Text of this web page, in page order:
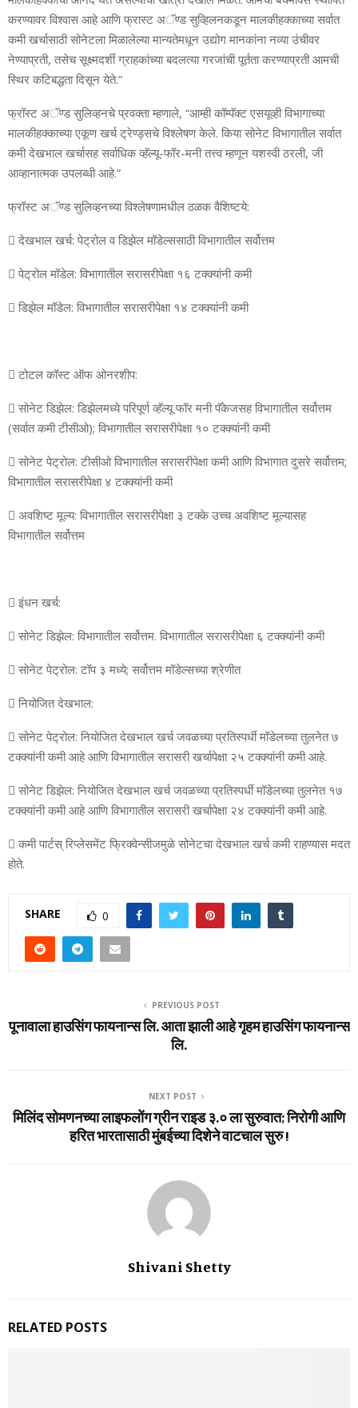
करण्‍यावर विश्‍वास आहे आणि फ्रास्‍ट अॅण्‍ड सुव्हिलनकडून मालकीहक्‍काच्‍या सर्वात
कमी खर्चासाठी सोनेटला मिळालेल्‍या मान्‍यतेमधून उद्योग मानकांना नव्‍या उंचीवर
नेण्‍याप्रती, तसेच सूक्ष्‍मदर्शी ग्राहकांच्‍या बदलत्‍या गरजांची पूर्तता करण्‍याप्रती आमची
स्थिर कटिबद्धता दिसून येते.”
फ्रॉस्‍ट अॅण्‍ड सुलिव्‍हनचे प्रवक्‍ता म्‍हणाले, “आम्‍ही कॉम्‍पॅक्‍ट एसयूव्‍ही विभागाच्‍या
मालकीहक्‍काच्‍या एकूण खर्च ट्रेण्‍ड्सचे विश्‍लेषण केले. किया सोनेट विभागातील सर्वात
कमी देखभाल खर्चासह सर्वाधिक व्‍हॅल्‍यू-फॉर-मनी तत्त्व म्‍हणून यशस्‍वी ठरली, जी
आव्‍हानात्‍मक उपलब्‍धी आहे.”
फ्रॉस्‍ट अॅण्‍ड सुलिव्‍हनच्‍या विश्‍लेषणामधील ठळक वैशिष्‍टये:
 देखभाल खर्च: पेट्रोल व डिझेल मॉडेल्‍ससाठी विभागातील सर्वोत्तम
 पेट्रोल मॉडेल: विभागातील सरासरीपेक्षा १६ टक्‍क्‍यांनी कमी
 डिझेल मॉडेल: विभागातील सरासरीपेक्षा १४ टक्‍क्‍यांनी कमी
 टोटल कॉस्‍ट ऑफ ओनरशीप:
 सोनेट डिझेल: डिझेलमध्‍ये परिपूर्ण व्‍हॅल्‍यू फॉर मनी पॅकेजसह विभागातील सर्वोत्तम
(सर्वात कमी टीसीओ); विभागातील सरासरीपेक्षा १० टक्‍क्‍यांनी कमी
 सोनेट पेट्रोल: टीसीओ विभागातील सरासरीपेक्षा कमी आणि विभागात दुसरे सर्वोत्तम;
विभागातील सरासरीपेक्षा ४ टक्‍क्‍यांनी कमी
 अवशिष्‍ट मूल्‍य: विभागातील सरासरीपेक्षा ३ टक्‍के उच्‍च अवशिष्‍ट मूल्‍यासह
विभागातील सर्वोत्तम
 इंधन खर्च:
 सोनेट डिझेल: विभागातील सर्वोत्तम. विभागातील सरासरीपेक्षा ६ टक्‍क्‍यांनी कमी
 सोनेट पेट्रोल: टॉप ३ मध्‍ये; सर्वोत्तम मॉडेल्‍सच्‍या श्रेणीत
 नियोजित देखभाल:
 सोनेट पेट्रोल: नियोजित देखभाल खर्च जवळच्‍या प्रतिस्‍पर्धी मॉडेलच्‍या तुलनेत ७
टक्‍क्‍यांनी कमी आहे आणि विभागातील सरासरी खर्चापेक्षा २५ टक्‍क्‍यांनी कमी आहे.
 सोनेट डिझेल: नियोजित देखभाल खर्च जवळच्‍या प्रतिस्‍पर्धी मॉडेलच्‍या तुलनेत १७
टक्‍क्‍यांनी कमी आहे आणि विभागातील सरासरी खर्चापेक्षा २४ टक्‍क्‍यांनी कमी आहे.
 कमी पार्टस् रिप्‍लेसमेंट फ्रिक्‍वेन्‍सीजमुळे सोनेटचा देखभाल खर्च कमी राहण्‍यास मदत
होते.
SHARE 0
PREVIOUS POST
पूनावाला हाउसिंग फायनान्स लि. आता झाली आहे गृहम हाउसिंग फायनान्स
लि.
NEXT POST
मिलिंद सोमणनच्या लाइफलोंग ग्रीन राइड ३.० ला सुरुवात; निरोगी आणि
हरित भारतासाठी मुंबईच्या दिशेने वाटचाल सुरु !
Shivani Shetty
RELATED POSTS